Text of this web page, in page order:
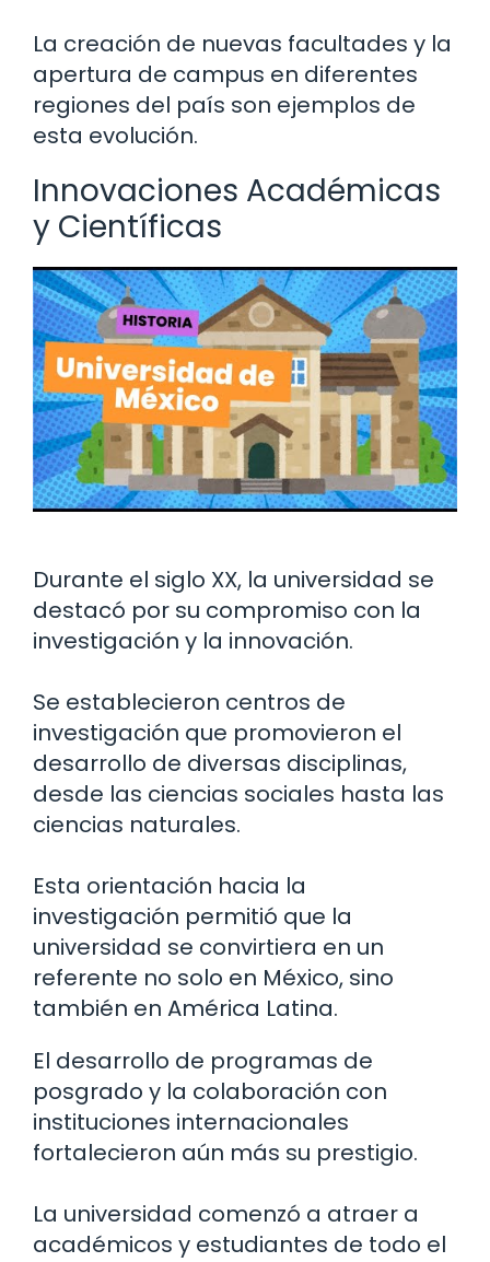
La creación de nuevas facultades y la
apertura de campus en diferentes
regiones del país son ejemplos de
esta evolución.
Innovaciones Académicas
y Científicas
Durante el siglo XX, la universidad se
destacó por su compromiso con la
investigación y la innovación.
Se establecieron centros de
investigación que promovieron el
desarrollo de diversas disciplinas,
desde las ciencias sociales hasta las
ciencias naturales.
Esta orientación hacia la
investigación permitió que la
universidad se convirtiera en un
referente no solo en México, sino
también en América Latina.
El desarrollo de programas de
posgrado y la colaboración con
instituciones internacionales
fortalecieron aún más su prestigio.
La universidad comenzó a atraer a
académicos y estudiantes de todo el